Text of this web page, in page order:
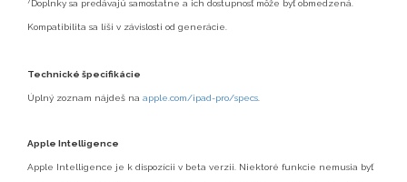
Doplnky sa predávajú samostatne a ich dostupnosť môže byť obmedzená.
Kompatibilita sa líši v závislosti od generácie.
Technické špecifikácie
Úplný zoznam nájdeš na apple.com/ipad-pro/specs
Apple Intelligence
Apple Intelligence je k dispozícii v beta verzii. Niektoré funkcie nemusia byť